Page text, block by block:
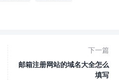
下一篇
邮箱注册网站的域名大全怎么
填写